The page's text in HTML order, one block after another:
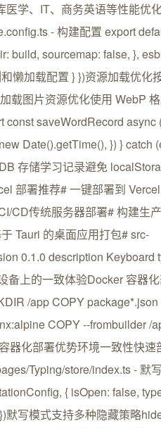
学、IT、商务英语等性能优
- 构建配置 export
build, sourcemap: false, },
懒加载配置 } })资源加载优化
载图片资源优化使用 WebP
const saveWordRecord async
Date().getTime(), }) } catch
存储学习记录避免
部署推荐# 一键部署到
CD传统服务器部署# 构建生
Tauri 的桌面应用打包# src-
0.1.0 description Keyboard
备上的一致体验Docker 容器
/app COPY package*.json
COPY --frombuilder /
器化部署优势环境一致性快速
Typing/store/index.ts - 默
{ isOpen: false,
默写模式支持多种隐藏策略